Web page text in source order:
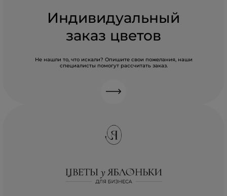
Индивидуальный
заказ цветов
Не нашли то, что искали? Опишите свои пожелания, наши
специалисты помогут рассчитать заказ.